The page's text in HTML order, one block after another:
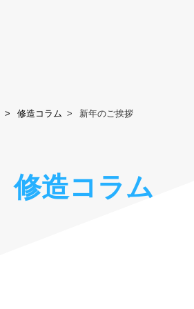
修造コラム 新年のご挨拶
修造コラム